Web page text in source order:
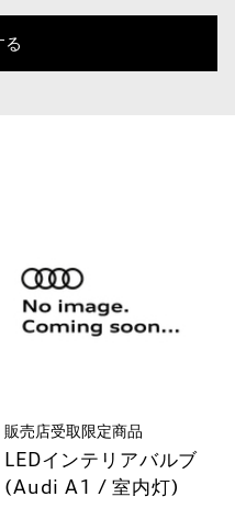
販売店受取限定商品
LEDインテリアバルブ
(Audi A1 / 室内灯)